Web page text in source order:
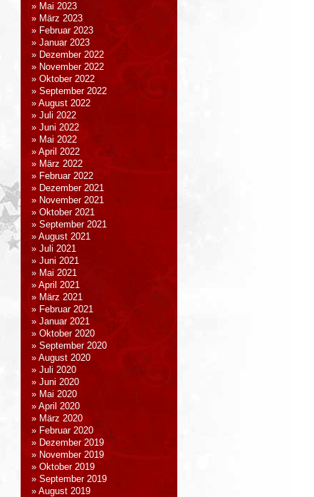
Mai 2023
März 2023
Februar 2023
Januar 2023
Dezember 2022
November 2022
Oktober 2022
September 2022
August 2022
Juli 2022
Juni 2022
Mai 2022
April 2022
März 2022
Februar 2022
Dezember 2021
November 2021
Oktober 2021
September 2021
August 2021
Juli 2021
Juni 2021
Mai 2021
April 2021
März 2021
Februar 2021
Januar 2021
Oktober 2020
September 2020
August 2020
Juli 2020
Juni 2020
Mai 2020
April 2020
März 2020
Februar 2020
Dezember 2019
November 2019
Oktober 2019
September 2019
August 2019